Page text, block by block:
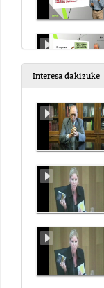
Interesa dakizuke